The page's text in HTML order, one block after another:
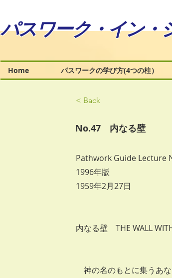
パスワーク・イン・
Home パスワークの学び方(4つの柱）
< Back
No.47 内なる壁
Pathwork Guide Lecture
1996年版
1959年2月27日
内なる壁 THE WALL
神の名のもとに集うあ